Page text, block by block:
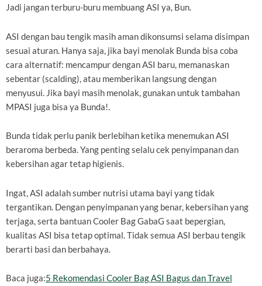
Jadi jangan terburu-buru membuang ASI ya, Bun.
ASI dengan bau tengik masih aman dikonsumsi selama disimpan
sesuai aturan. Hanya saja, jika bayi menolak Bunda bisa coba
cara alternatif: mencampur dengan ASI baru, memanaskan
sebentar (scalding), atau memberikan langsung dengan
menyusui. Jika bayi masih menolak, gunakan untuk tambahan
MPASI juga bisa ya Bunda!.
Bunda tidak perlu panik berlebihan ketika menemukan ASI
beraroma berbeda. Yang penting selalu cek penyimpanan dan
kebersihan agar tetap higienis.
Ingat, ASI adalah sumber nutrisi utama bayi yang tidak
tergantikan. Dengan penyimpanan yang benar, kebersihan yang
terjaga, serta bantuan Cooler Bag GabaG saat bepergian,
kualitas ASI bisa tetap optimal. Tidak semua ASI berbau tengik
berarti basi dan berbahaya.
Baca juga:5 Rekomendasi Cooler Bag ASI Bagus dan Travel